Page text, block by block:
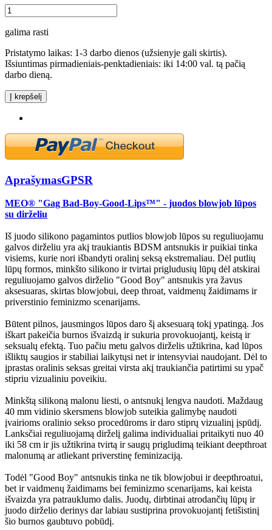
galima rasti
Pristatymo laikas: 1-3 darbo dienos (užsienyje gali skirtis).
Išsiuntimas pirmadieniais-penktadieniais: iki 14:00 val. tą pačią
darbo dieną.
Į krepšelį
AprašymasGPSR
MEO® "Gag Bad-Boy-Good-Lips™" - juodos blowjob lūpos
su dirželiu
Iš juodo silikono pagamintos putlios blowjob lūpos su reguliuojamu
galvos dirželiu yra akį traukiantis BDSM antsnukis ir puikiai tinka
visiems, kurie nori išbandyti oralinį seksą ekstremaliau. Dėl putlių
lūpų formos, minkšto silikono ir tvirtai prigludusių lūpų dėl atskirai
reguliuojamo galvos dirželio "Good Boy" antsnukis yra žavus
aksesuaras, skirtas blowjobui, deep throat, vaidmenų žaidimams ir
priverstinio feminizmo scenarijams.
Būtent pilnos, jausmingos lūpos daro šį aksesuarą tokį ypatingą. Jos
iškart pakeičia burnos išvaizdą ir sukuria provokuojantį, keistą ir
seksualų efektą. Tuo pačiu metu galvos dirželis užtikrina, kad lūpos
išliktų saugios ir stabiliai laikytųsi net ir intensyviai naudojant. Dėl to
įprastas oralinis seksas greitai virsta akį traukiančia patirtimi su ypač
stipriu vizualiniu poveikiu.
Minkštą silikoną malonu liesti, o antsnukį lengva naudoti. Maždaug
40 mm vidinio skersmens blowjob suteikia galimybę naudoti
įvairioms oralinio sekso procedūroms ir daro stiprų vizualinį įspūdį.
Lanksčiai reguliuojamą dirželį galima individualiai pritaikyti nuo 40
iki 58 cm ir jis užtikrina tvirtą ir saugų prigludimą teikiant deepthroat
malonumą ar atliekant priverstinę feminizaciją.
Todėl "Good Boy" antsnukis tinka ne tik blowjobui ir deepthroatui,
bet ir vaidmenų žaidimams bei feminizmo scenarijams, kai keista
išvaizda yra patrauklumo dalis. Juodų, dirbtinai atrodančių lūpų ir
juodo dirželio derinys dar labiau sustiprina provokuojantį fetišistinį
šio burnos gaubtuvo pobūdį.